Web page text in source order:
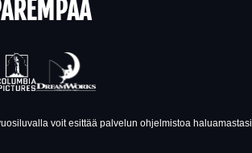
voit esittää palvelun ohjelmistoa haluamastasi